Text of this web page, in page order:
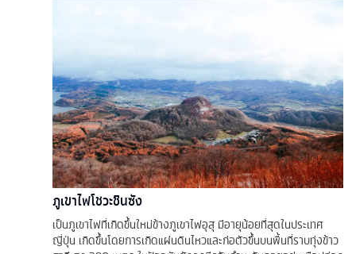
ภูเขาไฟโชวะชินซัง
เป็นภูเขาไฟที่เกิดขึ้นใหม่ข้างภูเขาไฟอุสุ มีอายุน้อยที่สุดในประเทศ
ญี่ปุ่น เกิดขึ้นโดยการเกิดแผ่นดินไหวและก่อตัวขึ้นบนพื้นที่ราบทุ่งข้าว